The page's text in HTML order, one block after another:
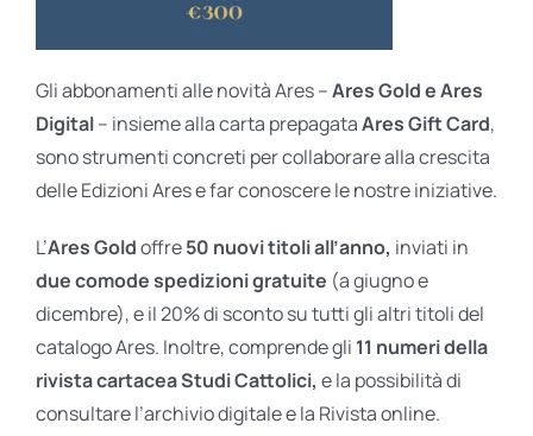
Gli abbonamenti alle novità Ares –Ares Gold e Ares
Digital– insieme alla carta prepagataAres Gift Card,
sono strumenti concreti per collaborare alla crescita
delle Edizioni Ares e far conoscere le nostre iniziative.
L’Ares Goldoffre50 nuovi titoli all’anno, inviati in
due comode spedizioni gratuite (a giugno e
dicembre), e il 20% di sconto su tutti gli altri titoli del
catalogo Ares. Inoltre, comprende gli 11 numeri della
rivista cartacea Studi Cattolici, e la possibilità di
consultare l’archivio digitale e la Rivista online.